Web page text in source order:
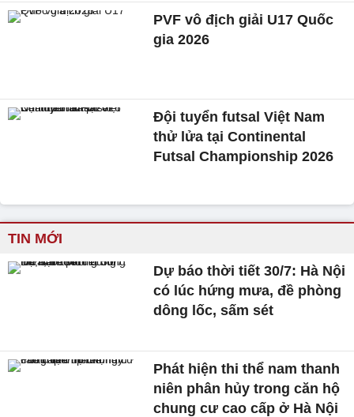
PVF vô địch giải U17 Quốc
gia 2026
Đội tuyển futsal Việt Nam
thử lửa tại Continental
Futsal Championship 2026
TIN MỚI
Dự báo thời tiết 30/7: Hà Nội
có lúc hứng mưa, đề phòng
dông lốc, sấm sét
Phát hiện thi thể nam thanh
niên phân hủy trong căn hộ
chung cư cao cấp ở Hà Nội